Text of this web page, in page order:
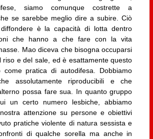
siamo comunque costrette a
se sarebbe meglio dire a subire. Ciò
è la capacità di lotta dentro
che hanno a che fare con la vita
Mao diceva che bisogna occuparsi
riso e del sale, ed è esattamente questo
come pratica di autodifesa. Dobbiamo
assolutamente riproducibili e che
possa fare sua. In quanto gruppo
un certo numero lesbiche, abbiamo
attenzione su persone e obiettivi
pratiche violente di natura sessista e
di qualche sorella ma anche in